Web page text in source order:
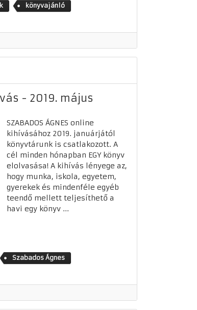
könyvajánló
- 2019. május
SZABADOS ÁGNES online
kihívásához 2019. januárjától
könyvtárunk is csatlakozott. A
cél minden hónapban EGY könyv
elolvasása! A kihívás lényege az,
hogy munka, iskola, egyetem,
gyerekek és mindenféle egyéb
teendő mellett teljesíthető a
havi egy könyv ...
Szabados Ágnes